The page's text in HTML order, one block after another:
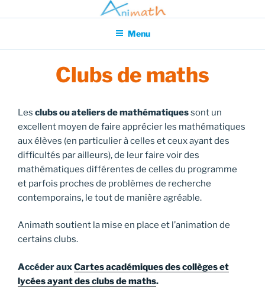
au
principal
Association pour l'Animation en Mathématiques
Menu
Clubs de maths
Les clubs ou ateliers de mathématiquessont un
excellent moyen de faire apprécier les mathématiques
aux élèves (en particulier à celles et ceux ayant des
difficultés par ailleurs), de leur faire voir des
mathématiques différentes de celles du programme
et parfois proches de problèmes de recherche
contemporains, le tout de manière agréable.
Animath soutient la mise en place et l’animation de
certains clubs.
Accéder auxCartes académiques des collèges et
lycées ayant des clubs de maths.